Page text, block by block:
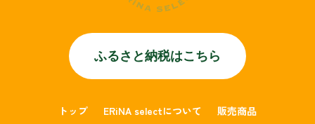
ふるさと納税はこちら
トップ ERiNA selectについて
販売商品